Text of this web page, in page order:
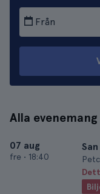
Från
Alla evenemang
07 aug
fre • 18:40